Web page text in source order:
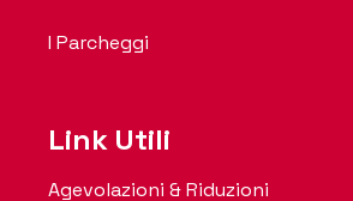
I Parcheggi
Link Utili
Agevolazioni & Riduzioni